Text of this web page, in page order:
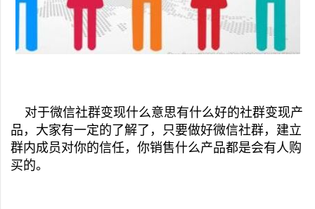
对于微信社群变现什么意思有什么好的社群变现产
品，大家有一定的了解了，只要做好微信社群，建立
群内成员对你的信任，你销售什么产品都是会有人购
买的。